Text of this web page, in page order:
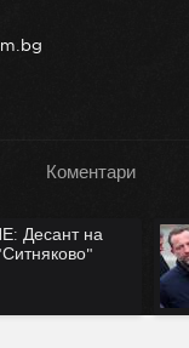
Коментари
ВЪВ "ФАКЛА": САЩ
за Безмер?